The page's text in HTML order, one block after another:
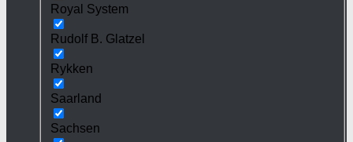
Royal System
Rudolf B. Glatzel
Rykken
Saarland
Sachsen